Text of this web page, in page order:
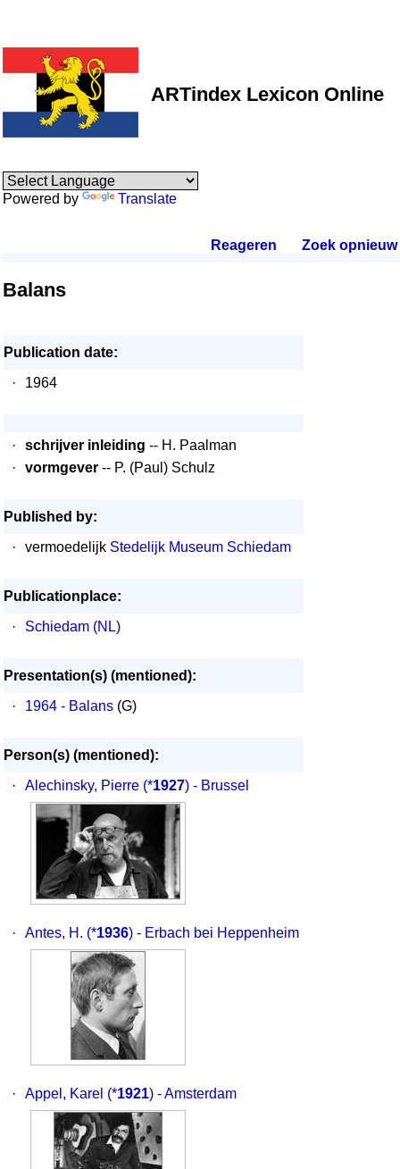
ARTindex Lexicon Online
Powered by Translate
Reageren Zoek opnieuw.
Balans
Publication date:
·
1964
· schrijver inleiding -- H. Paalman
·
vormgever -- P. (Paul) Schulz
Published by:
·
vermoedelijk Stedelijk Museum Schiedam
Publicationplace:
·
Schiedam (NL)
Presentation(s) (mentioned):
·
1964 - Balans (G)
Person(s) (mentioned):
·
Alechinsky, Pierre (*1927) - Brussel
· Antes, H. (*1936) - Erbach bei Heppenheim
· Appel, Karel (*1921) - Amsterdam